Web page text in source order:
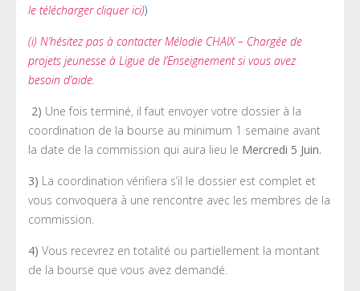
le télécharger cliquer ici))
(i) N’hésitez pas à contacter Mélodie CHAIX – Chargée de
projets jeunesse à Ligue de l’Enseignement si vous avez
besoin d’aide.
2) Une fois terminé, il faut envoyer votre dossier à la
coordination de la bourse au minimum 1 semaine avant
la date de la commission qui aura lieu le Mercredi 5 Juin.
3) La coordination vérifiera s’il le dossier est complet et
vous convoquera à une rencontre avec les membres de la
commission.
4) Vous recevrez en totalité ou partiellement la montant
de la bourse que vous avez demandé.